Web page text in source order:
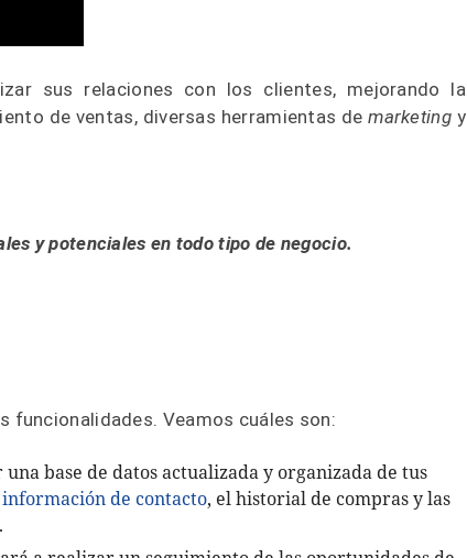
sus relaciones con los clientes, mejorando la
de ventas, diversas herramientas demarketing y
y potenciales en todo tipo de negocio.
funcionalidades. Veamos cuáles son:
base de datos actualizada y organizada de tus
información de contacto, el historial de compras y las